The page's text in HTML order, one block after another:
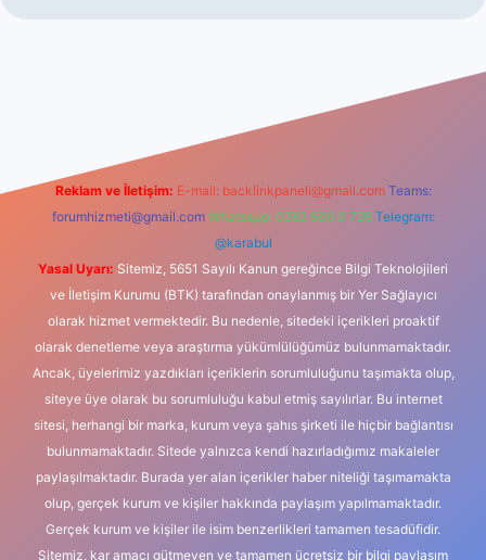
Reklam ve İletişim: E-mail: backlinkpaneli@gmail.com Teams:
forumhizmeti@gmail.com Whatsapp: 0262 606 0 726 Telegram:
@karabul
Yasal Uyarı: Sitemiz, 5651 Sayılı Kanun gereğince Bilgi Teknolojileri
ve İletişim Kurumu (BTK) tarafından onaylanmış bir Yer Sağlayıcı
olarak hizmet vermektedir. Bu nedenle, sitedeki içerikleri proaktif
olarak denetleme veya araştırma yükümlülüğümüz bulunmamaktadır.
Ancak, üyelerimiz yazdıkları içeriklerin sorumluluğunu taşımakta olup,
siteye üye olarak bu sorumluluğu kabul etmiş sayılırlar. Bu internet
sitesi, herhangi bir marka, kurum veya şahıs şirketi ile hiçbir bağlantısı
bulunmamaktadır. Sitede yalnızca kendi hazırladığımız makaleler
paylaşılmaktadır. Burada yer alan içerikler haber niteliği taşımamakta
olup, gerçek kurum ve kişiler hakkında paylaşım yapılmamaktadır.
Gerçek kurum ve kişiler ile isim benzerlikleri tamamen tesadüfidir.
Sitemiz, kar amacı gütmeyen ve tamamen ücretsiz bir bilgi paylaşım